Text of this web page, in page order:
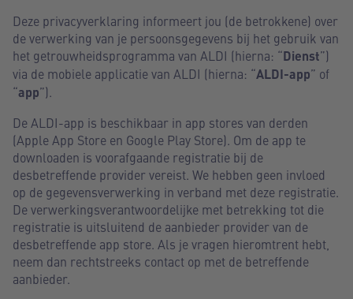
Deze privacyverklaring informeert jou (de betrokkene) over
de verwerking van je persoonsgegevens bij het gebruik van
het getrouwheidsprogramma van ALDI (hierna: “Dienst”)
via de mobiele applicatie van ALDI (hierna: “ALDI-app” of
“app”).
De ALDI-app is beschikbaar in app stores van derden
(Apple App Store en Google Play Store). Om de app te
downloaden is voorafgaande registratie bij de
desbetreffende provider vereist. We hebben geen invloed
op de gegevensverwerking in verband met deze registratie.
De verwerkingsverantwoordelijke met betrekking tot die
registratie is uitsluitend de aanbieder provider van de
desbetreffende app store. Als je vragen hieromtrent hebt,
neem dan rechtstreeks contact op met de betreffende
aanbieder.